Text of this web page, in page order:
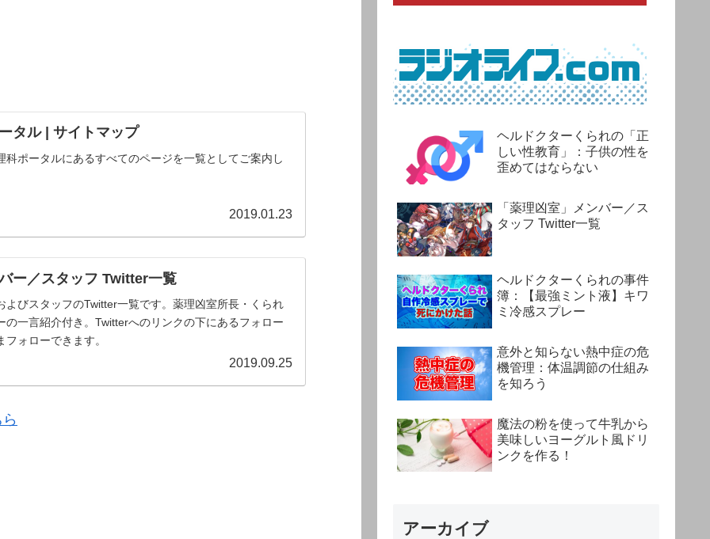
タル | サイトマップ
科ポータルにあるすべてのページを一覧としてご案内し
2019.01.23
ー／スタッフ Twitter一覧
よびスタッフのTwitter一覧です。薬理凶室所長・くられ
の一言紹介付き。Twitterへのリンクの下にあるフォロー
ォローできます。
2019.09.25
ヘルドクターくられの「正
しい性教育」：子供の性を
歪めてはならない
「薬理凶室」メンバー／ス
タッフ Twitter一覧
ヘルドクターくられの事件
簿：【最強ミント液】キワ
ミ冷感スプレー
意外と知らない熱中症の危
機管理：体温調節の仕組み
を知ろう
魔法の粉を使って牛乳から
美味しいヨーグルト風ドリ
ンクを作る！
アーカイブ